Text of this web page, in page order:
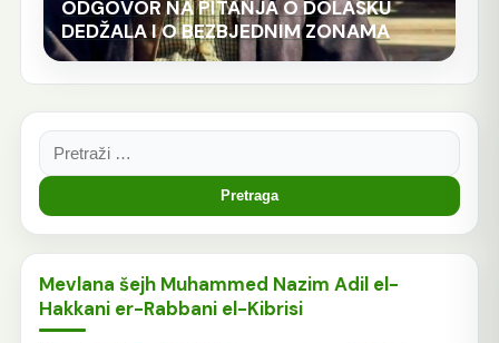
ODGOVOR NA PITANJA O DOLASKU
DEDŽALA I O BEZBJEDNIM ZONAMA
Pretraga:
Mevlana šejh Muhammed Nazim Adil el-
Hakkani er-Rabbani el-Kibrisi